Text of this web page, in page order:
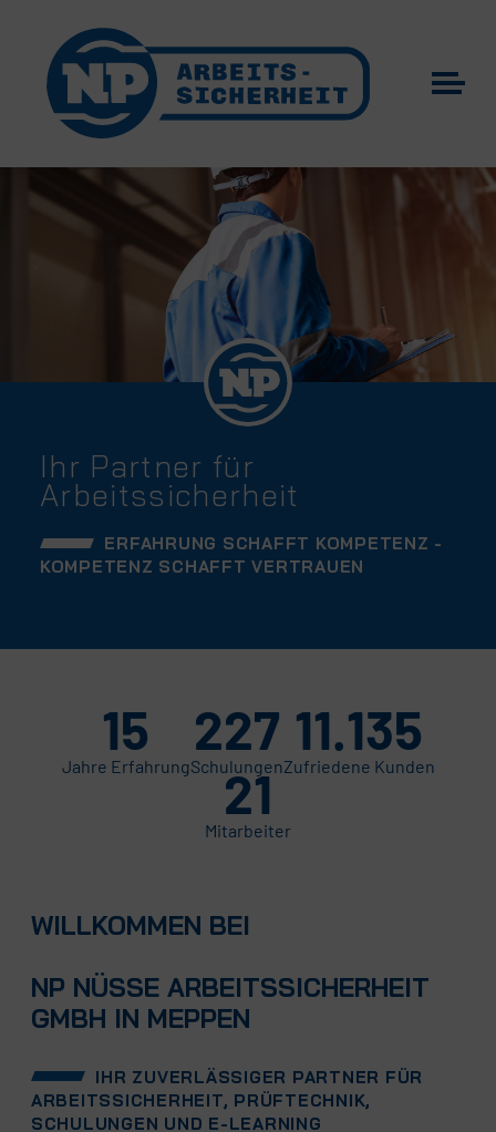
Ihr Partner für
Arbeitssicherheit
ERFAHRUNG SCHAFFT KOMPETENZ -
KOMPETENZ SCHAFFT VERTRAUEN
15
Jahre Erfahrung
227
Schulungen
11.135
Zufriedene Kunden
21
Mitarbeiter
WILLKOMMEN BEI
NP NÜSSE ARBEITSSICHERHEIT
GMBH IN MEPPEN
IHR ZUVERLÄSSIGER PARTNER FÜR
ARBEITSSICHERHEIT, PRÜFTECHNIK,
SCHULUNGEN UND E-LEARNING